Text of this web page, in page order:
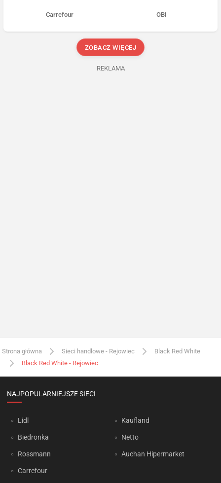
Carrefour OBI
ZOBACZ WIĘCEJ
REKLAMA
Strona główna Sieci handlowe - Rejowiec
Black Red White
Black Red White - Rejowiec
NAJPOPULARNIEJSZE SIECI
Lidl
Biedronka
Rossmann
Carrefour
Kaufland
Netto
Auchan Hipermarket